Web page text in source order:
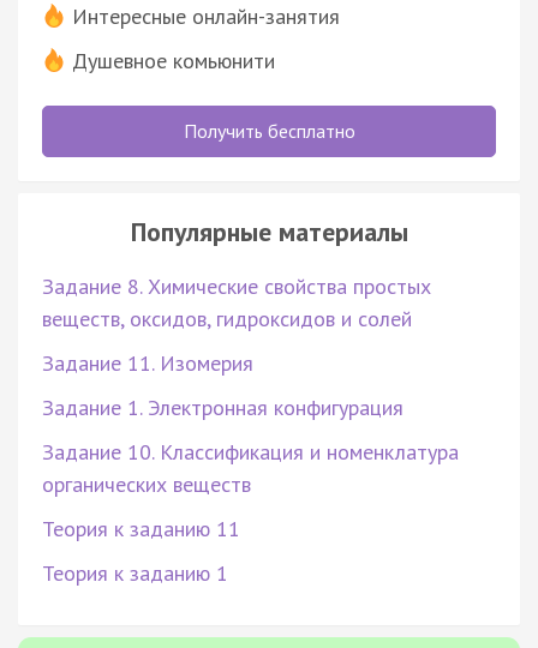
Интересные онлайн-занятия
Душевное комьюнити
Получить бесплатно
Популярные материалы
Задание 8. Химические свойства простых
веществ, оксидов, гидроксидов и солей
Задание 11. Изомерия
Задание 1. Электронная конфигурация
Задание 10. Классификация и номенклатура
органических веществ
Теория к заданию 11
Теория к заданию 1